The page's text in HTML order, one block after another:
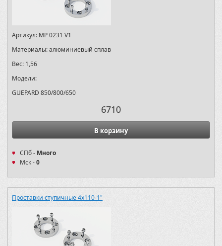
Артикул: MP 0231 V1
Материалы:алюминиевый сплав
Вес: 1,56
Модели:
GUEPARD 850/800/650
6710
В корзину
СПб - Много
Мск -0
Проставки ступичные 4х110-1"